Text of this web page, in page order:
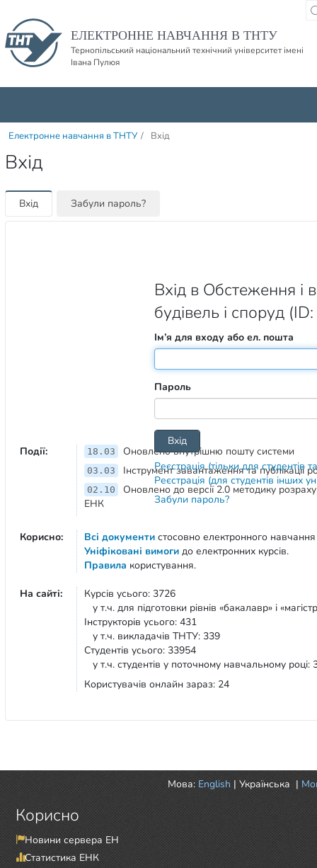
ЕЛЕКТРОННЕ НАВЧАННЯ В ТНТУ
Тернопільський національний технічний університет імені
Івана Пулюя
Електронне навчання в ТНТУ / Вхід
Вхід
Вхід Забули пароль?
Вхід в Обстеження і
будівель і споруд
Ім’я для входу або ел. пошта
Пароль
Реєстрація (тільки для студентів
Реєстрація (для студентів інших
Забули пароль?
Події: 18.03 Оновлено внутрішню пошту системи
03.03 Інструмент завантаження та публікації
02.10
Оновлено до версії 2.0 методику
ЕНК
Корисно: Всі документи стосовно електронного
Уніфіковані вимоги до електронних курсів.
Правила користування.
На сайті:
Курсів усього: 3726
у т.ч. для підготовки рівнів «бакалавр» і
Інструкторів усього: 431
у т.ч. викладачів ТНТУ: 339
Студентів усього: 33954
у т.ч. студентів у поточному навчальному році:
Користувачів онлайн зараз: 24
Мова: English | Українська |
Корисно
Новини сервера ЕН
Статистика ЕНК